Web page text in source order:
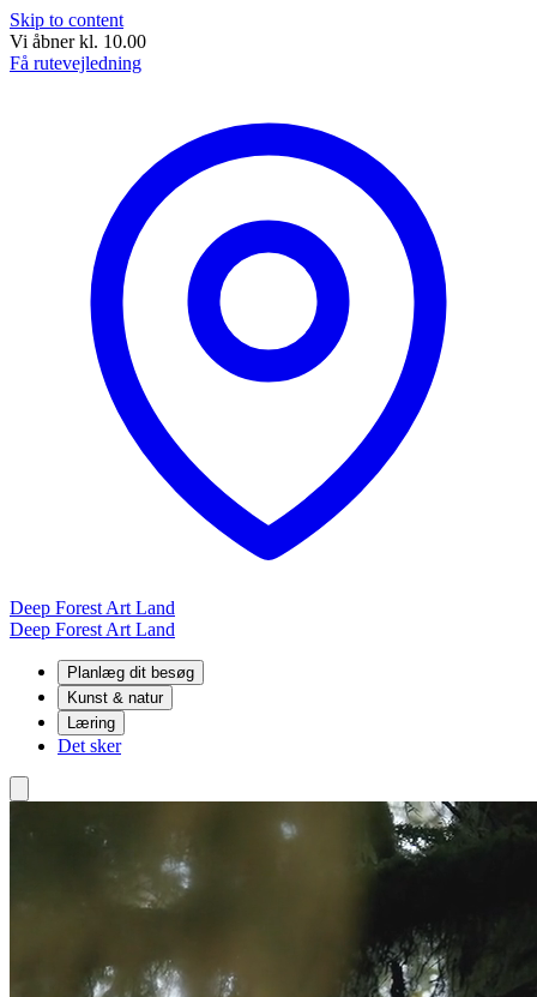
Skip to content
Vi åbner kl. 10.00
Få rutevejledning
Deep Forest Art Land
Deep Forest Art Land
Planlæg dit besøg
Kunst & natur
Læring
Det sker